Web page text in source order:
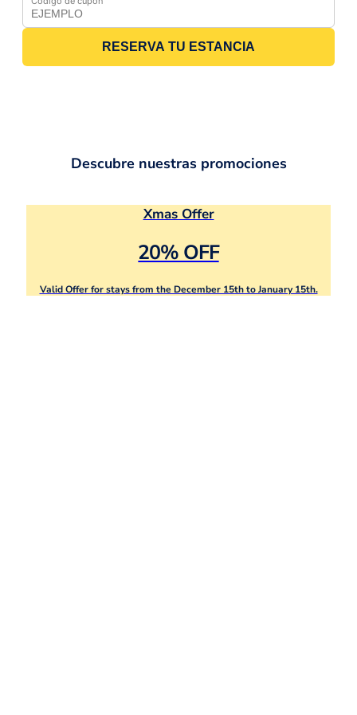
RESERVA TU ESTANCIA
Descubre nuestras promociones
Xmas Offer
20% OFF
Valid Offer for stays from the December 15th to January 15th.